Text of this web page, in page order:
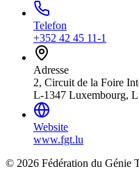
Telefon
+352 42 45 11-1
Adresse
2, Circuit de la Foire
L-1347 Luxembourg,
Website
www.fgt.lu
© 2026 Fédération du Génie